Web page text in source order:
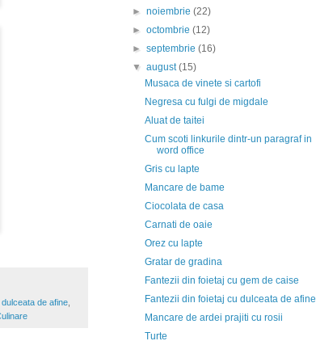
de afine
►noiembrie(22)
►octombrie(12)
►septembrie(16)
▼august(15)
Musaca de vinete si cartofi
Negresa cu fulgi de migdale
Aluat de taitei
Cum scoti linkurile dintr-un paragraf in
word office
Gris cu lapte
Mancare de bame
Ciocolata de casa
Carnati de oaie
Orez cu lapte
Gratar de gradina
Fantezii din foietaj cu gem de caise
Fantezii din foietaj cu dulceata de afine
Mancare de ardei prajiti cu rosii
Turte